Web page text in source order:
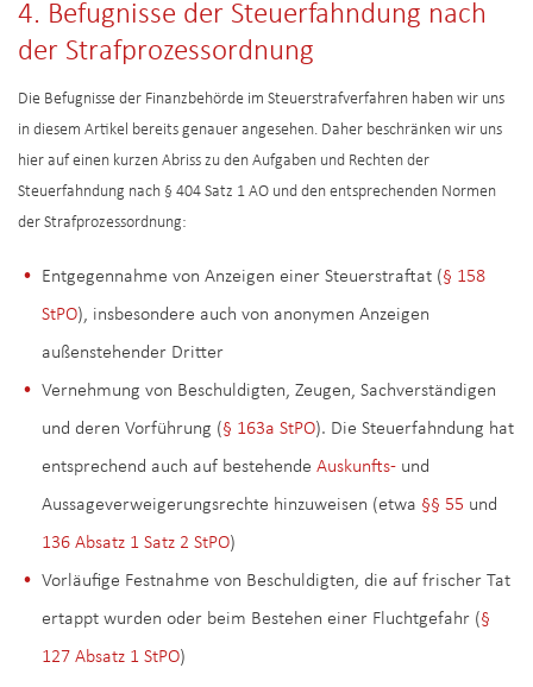
4. Befugnisse der Steuerfahndung nach
der Strafprozessordnung
Die Befugnisse der Finanzbehörde im Steuerstrafverfahren haben wir uns
in diesem Artikel bereits genauer angesehen. Daher beschränken wir uns
hier auf einen kurzen Abriss zu den Aufgaben und Rechten der
Steuerfahndung nach § 404 Satz 1 AO und den entsprechenden Normen
der Strafprozessordnung:
Entgegennahme von Anzeigen einer Steuerstraftat (§ 158
StPO), insbesondere auch von anonymen Anzeigen
außenstehender Dritter
Vernehmung von Beschuldigten, Zeugen, Sachverständigen
und deren Vorführung (§ 163a StPO). Die Steuerfahndung hat
entsprechend auch auf bestehende Auskunfts- und
Aussageverweigerungsrechte hinzuweisen (etwa §§ 55 und
136 Absatz 1 Satz 2 StPO)
Vorläufige Festnahme von Beschuldigten, die auf frischer Tat
ertappt wurden oder beim Bestehen einer Fluchtgefahr (§
127 Absatz 1 StPO)